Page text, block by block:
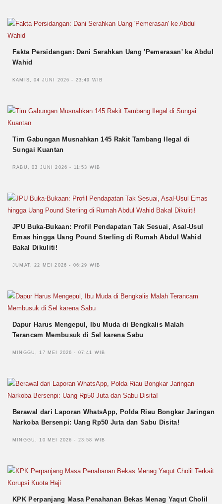
Fakta Persidangan: Dani Serahkan Uang 'Pemerasan' ke Abdul
Wahid
KAMIS, 04 JUNI 2026 - 23:49 WIB
Tim Gabungan Musnahkan 145 Rakit Tambang Ilegal di
Sungai Kuantan
RABU, 03 JUNI 2026 - 11:53 WIB
JPU Buka-Bukaan: Profil Pendapatan Tak Sesuai, Asal-Usul
Emas hingga Uang Pound Sterling di Rumah Abdul Wahid
Bakal Dikuliti!
JUMAT, 22 MEI 2026 - 06:29 WIB
Dapur Harus Mengepul, Ibu Muda di Bengkalis Malah
Terancam Membusuk di Sel karena Sabu
MINGGU, 17 MEI 2026 - 07:41 WIB
Berawal dari Laporan WhatsApp, Polda Riau Bongkar Jaringan
Narkoba Bersenpi: Uang Rp50 Juta dan Sabu Disita!
MINGGU, 10 MEI 2026 - 23:58 WIB
KPK Perpanjang Masa Penahanan Bekas Menag Yaqut Cholil